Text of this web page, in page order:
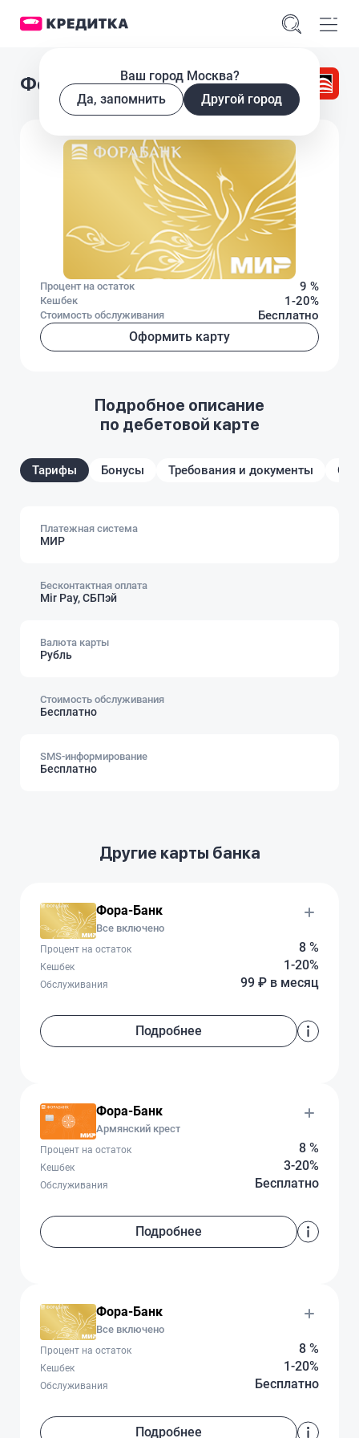
Ваш город Москва?
Да, запомнить
Другой город
Фора-Банк Пенсионная
Процент на остаток 9 %
Кешбек 1-20%
Стоимость обслуживания Бесплатно
Оформить карту
Подробное описание
по дебетовой карте
Тарифы Бонусы Требования и документы
Платежная система
МИР
Бесконтактная оплата
Mir Pay, СБПэй
Валюта карты
Рубль
Стоимость обслуживания
Бесплатно
SMS-информирование
Бесплатно
Другие карты банка
Фора-Банк
Все включено
8 %
Процент на остаток
1-20%
Кешбек
99 ₽ в месяц
Обслуживания
Подробнее
Фора-Банк
Армянский крест
8 %
Процент на остаток
3-20%
Кешбек
Бесплатно
Обслуживания
Подробнее
Фора-Банк
Все включено
8 %
Процент на остаток
1-20%
Кешбек
Бесплатно
Обслуживания
Подробнее